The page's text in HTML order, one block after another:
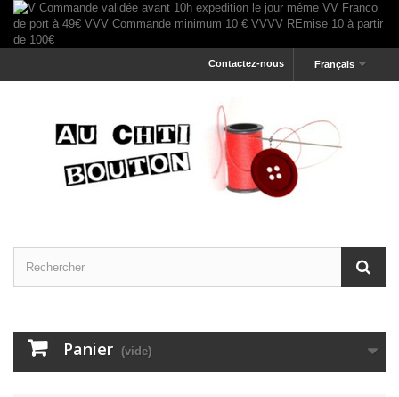
Français
Contactez-nous
Panier (vide)